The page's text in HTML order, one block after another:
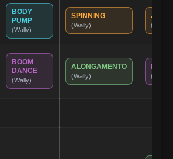
BODY
PUMP
(Wally)
SPINNING
(Wally)
JUMP
(Wally)
BOOM
DANCE
(Wally)
ALONGAMENTO
(Wally) (Wally)